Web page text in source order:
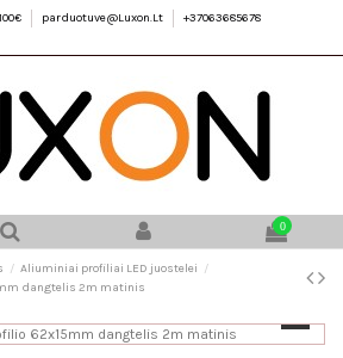
parduotuve@Luxon.Lt
+37063685678
0
Aliuminiai profiliai LED juostelei
dangtelis 2m matinis